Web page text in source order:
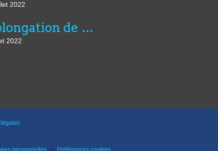
2022
Prolongation de six mois du montant dérogatoire de l'aide unique aux employeurs d'apprentis et de l'aide exceptionnelle...
2022
personnelles Préférences cookies